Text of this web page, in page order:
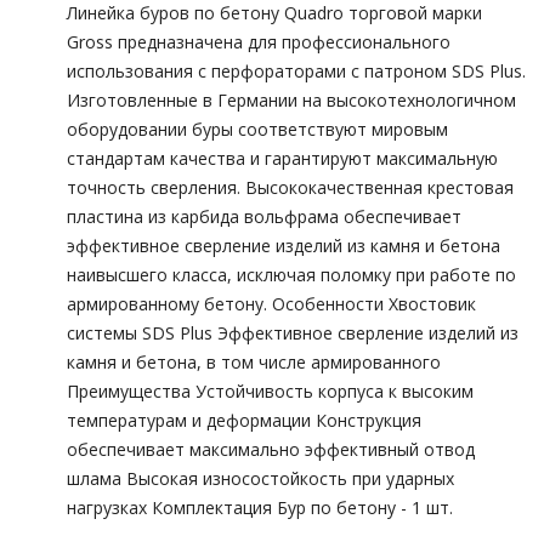
Линейка буров по бетону Quadro торговой марки
Gross предназначена для профессионального
использования с перфораторами с патроном SDS Plus.
Изготовленные в Германии на высокотехнологичном
оборудовании буры соответствуют мировым
стандартам качества и гарантируют максимальную
точность сверления. Высококачественная крестовая
пластина из карбида вольфрама обеспечивает
эффективное сверление изделий из камня и бетона
наивысшего класса, исключая поломку при работе по
армированному бетону. Особенности Хвостовик
системы SDS Plus Эффективное сверление изделий из
камня и бетона, в том числе армированного
Преимущества Устойчивость корпуса к высоким
температурам и деформации Конструкция
обеспечивает максимально эффективный отвод
шлама Высокая износостойкость при ударных
нагрузках Комплектация Бур по бетону - 1 шт.